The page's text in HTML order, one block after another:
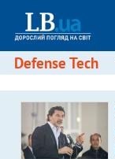
Defense Tech